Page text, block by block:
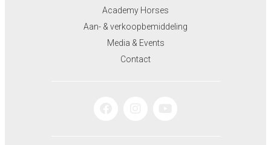
Academy Horses
Aan- & verkoopbemiddeling
Media & Events
Contact